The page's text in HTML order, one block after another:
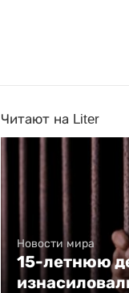
Читают на Liter
Новости мира
15-летнюю